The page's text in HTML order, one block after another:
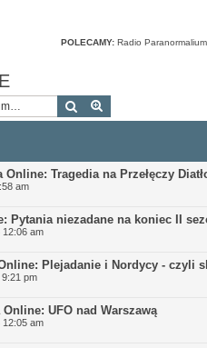
POLECAMY: Radio Paranormalium
Szukaj
Tragedia na Przełęczy
am
Pytania niezadane na koniec II
12:06 am
Plejadanie i Nordycy - czyli
pm
UFO nad Warszawą
12:05 am